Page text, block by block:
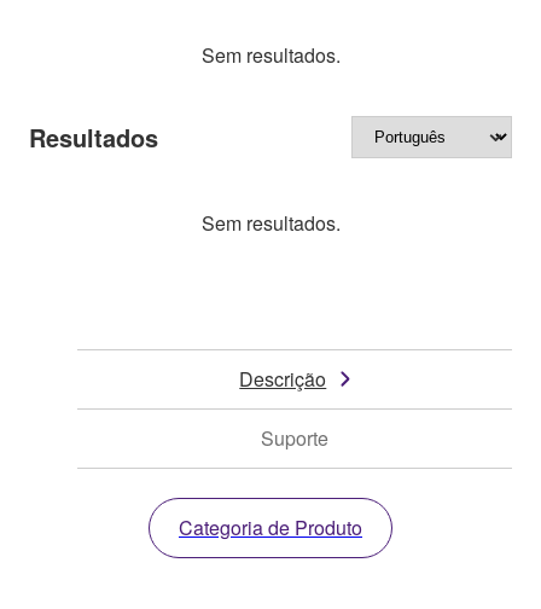
Sem resultados.
Resultados
Sem resultados.
Descrição
Suporte
Categoria de Produto